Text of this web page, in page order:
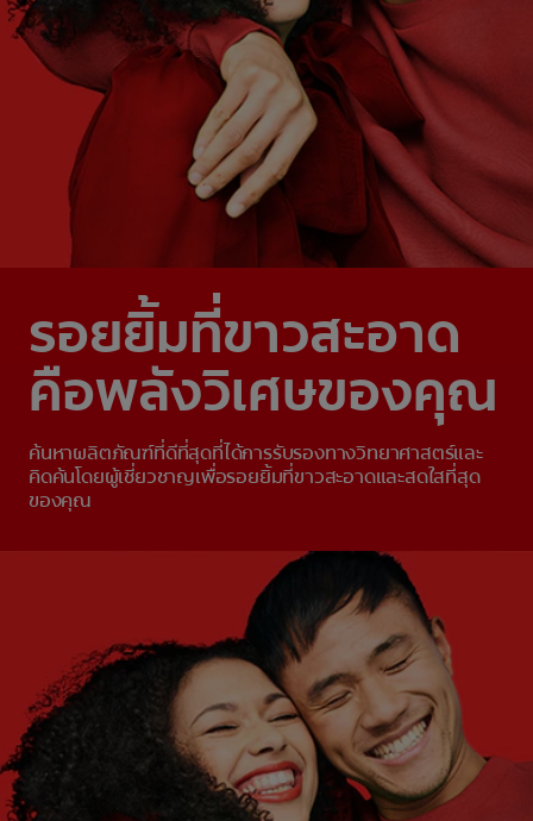
รอยยิ้มที่ขาวสะอาด
คือพลังวิเศษของคุณ
ค้นหาผลิตภัณฑ์ที่ดีที่สุดที่ได้การรับรองทางวิทยาศาสตร์และ
คิดค้นโดยผู้เชี่ยวชาญเพื่อรอยยิ้มที่ขาวสะอาดและสดใสที่สุด
ของคุณ